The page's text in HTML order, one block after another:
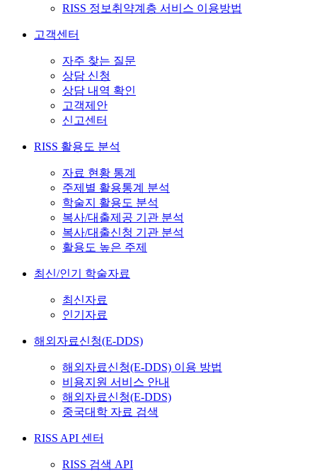
RISS 정보취약계층 서비스 이용방법
고객센터
자주 찾는 질문
상담 신청
상담 내역 확인
고객제안
신고센터
RISS 활용도 분석
자료 현황 통계
주제별 활용통계 분석
학술지 활용도 분석
복사/대출제공 기관 분석
복사/대출신청 기관 분석
활용도 높은 주제
최신/인기 학술자료
최신자료
인기자료
해외자료신청(E-DDS)
해외자료신청(E-DDS) 이용 방법
비용지원 서비스 안내
해외자료신청(E-DDS)
중국대학 자료 검색
RISS API 센터
RISS 검색 API